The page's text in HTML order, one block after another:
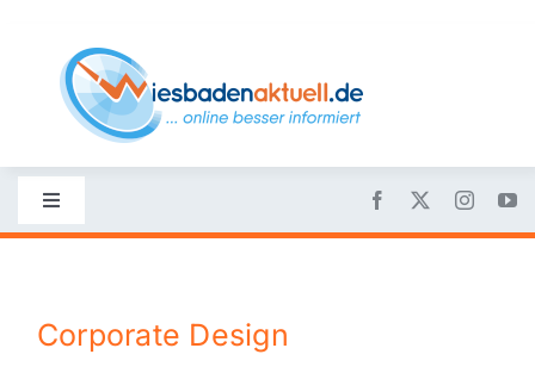
content
Toggle
Navigation
Nachrichten
Corporate Design